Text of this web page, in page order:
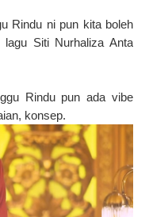
Rindu ni pun kita boleh
Siti Nurhaliza Anta
Rindu pun ada vibe
konsep.